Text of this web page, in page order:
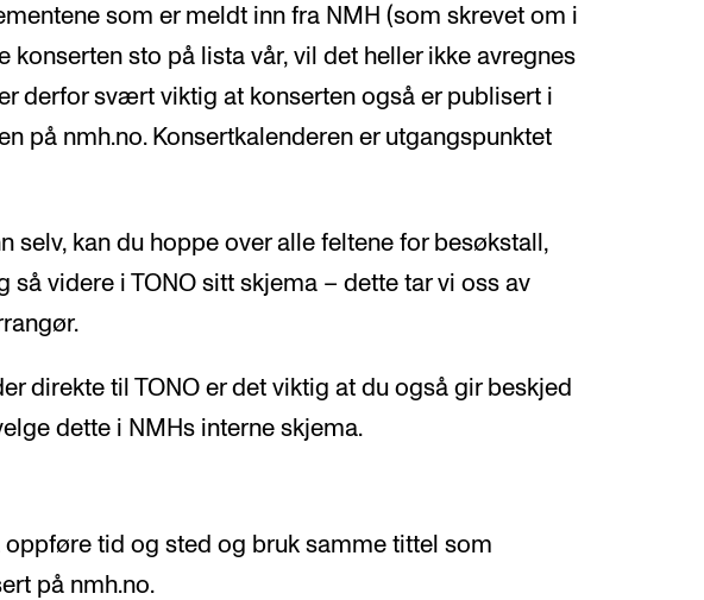
som er meldt inn fra NMH (som skrevet om i
konserten sto på lista vår, vil det heller ikke avregnes
derfor svært viktig at konserten også er publisert i
på nmh.no. Konsertkalenderen er utgangspunktet
selv, kan du hoppe over alle feltene for besøkstall,
så videre i TONO sitt skjema – dette tar vi oss av
direkte til TONO er det viktig at du også gir beskjed
dette i NMHs interne skjema.
tid og sted og bruk samme tittel som
på nmh.no.